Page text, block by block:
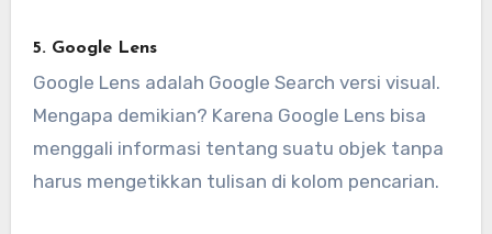
5. Google Lens
Google Lens adalah Google Search versi visual.
Mengapa demikian? Karena Google Lens bisa
menggali informasi tentang suatu objek tanpa
harus mengetikkan tulisan di kolom pencarian.